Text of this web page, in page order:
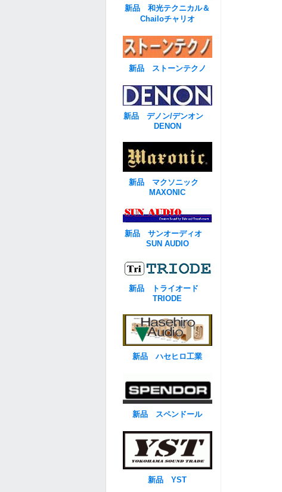
新品 和光テクニカル＆
Chailoチャリオ
新品 ストーンテクノ
新品 デノン/デンオン
DENON
新品 マクソニック
MAXONIC
新品 サンオーディオ
SUN AUDIO
新品 トライオード
TRIODE
新品 ハセヒロ工業
新品 スペンドール
新品 YST